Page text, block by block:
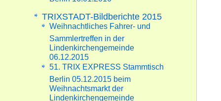
TRIXSTADT-Bildberichte 2015
Weihnachtliches Fahrer- und
Sammlertreffen in der
Lindenkirchengemeinde
06.12.2015
51. TRIX EXPRESS Stammtisch
Berlin 05.12.2015 beim
Weihnachtsmarkt der
Lindenkirchengemeinde